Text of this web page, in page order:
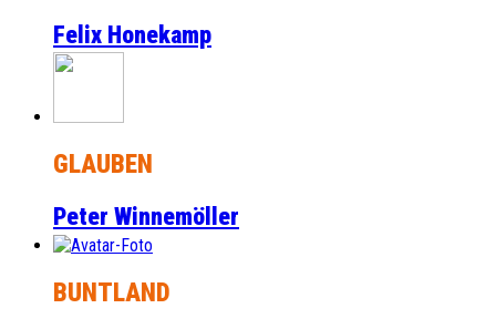
Felix Honekamp
GLAUBEN
Peter Winnemöller
BUNTLAND